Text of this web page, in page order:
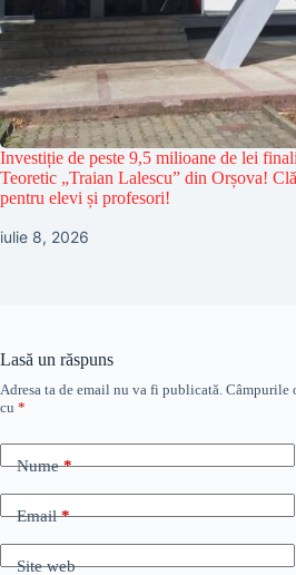
Investiție de peste 9,5 milioane de lei
Teoretic „Traian Lalescu” din Orșova!
pentru elevi și profesori!
iulie 8, 2026
Lasă un răspuns
Adresa ta de email nu va fi publicată. Câmpurile
cu *
Nume*
Email*
Site web